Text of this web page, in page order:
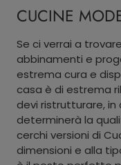
CUCINE
Se ci verrai a
abbinamenti e
estrema cura e
casa è di estrema
devi ristrutturare,
determinerà la
cerchi versioni di
dimensioni e alla